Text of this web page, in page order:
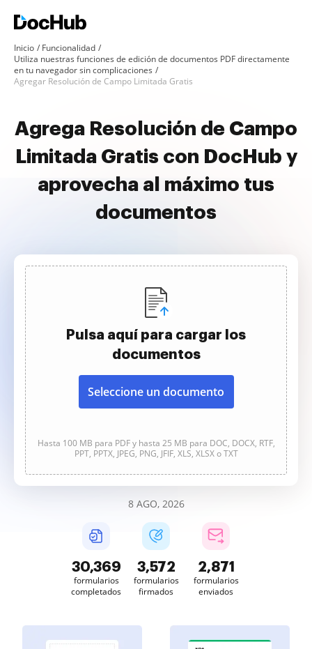
Inicio
Funcionalidad
Utiliza nuestras funciones de edición de documentos PDF directamente
en tu navegador sin complicaciones
Agregar Resolución de Campo Limitada Gratis
Agrega Resolución de Campo
Limitada Gratis con DocHub y
aprovecha al máximo tus
documentos
Pulsa aquí para cargar los
documentos
Seleccione un documento
Hasta 100 MB para PDF y hasta 25 MB para DOC, DOCX, RTF,
PPT, PPTX, JPEG, PNG, JFIF, XLS, XLSX o TXT
8 AGO, 2026
30,369
formularios
completados
3,572
formularios
firmados
2,871
formularios
enviados